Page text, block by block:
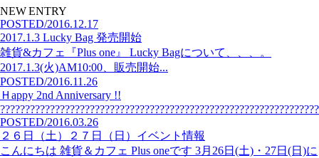
NEW ENTRY
POSTED/2016.12.17
2017.1.3 Lucky Bag 発売開始
雑貨&カフェ『Plus one』 Lucky Bagについて、、、。
2017.1.3(火)AM10:00、販売開始...
POSTED/2016.11.26
Ｈappy 2nd Anniversary !!
POSTED/2016.03.26
２６日（土）２７日（日）イベント情報
こんにちは 雑貨＆カフェ Plus oneです 3月26日(土)・27日(日)に